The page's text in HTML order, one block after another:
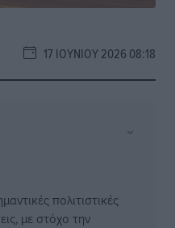
17 ΙΟΥΝΊΟΥ 2026 08:18
⌄
πολιτιστικές
με στόχο την